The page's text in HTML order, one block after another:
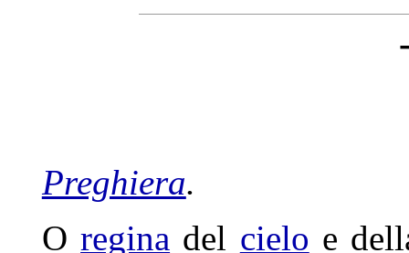
Preghiera.
Oregina del cielo e